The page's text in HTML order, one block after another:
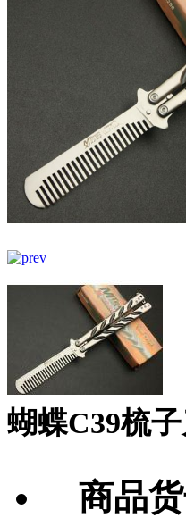
蝴蝶C39梳子
商品货